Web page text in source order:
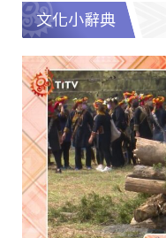
文化小辭典